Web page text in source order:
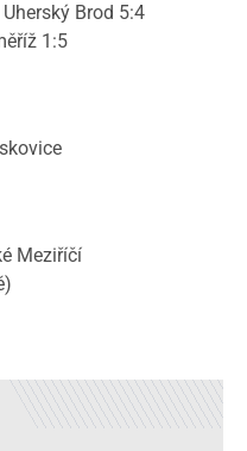
Brod 5:4
1:5
Meziříčí